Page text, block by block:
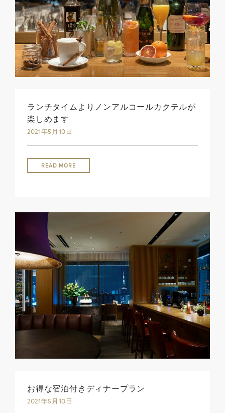
ランチタイムよりノンアルコールカクテルが
楽しめます
2021年5月10日
READ MORE
お得な宿泊付きディナープラン
2021年5月10日